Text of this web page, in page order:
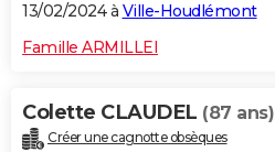
13/02/2024 à Ville-Houdlémont
Famille ARMILLEI
Colette CLAUDEL (87 ans)
Créer une cagnotte obsèques